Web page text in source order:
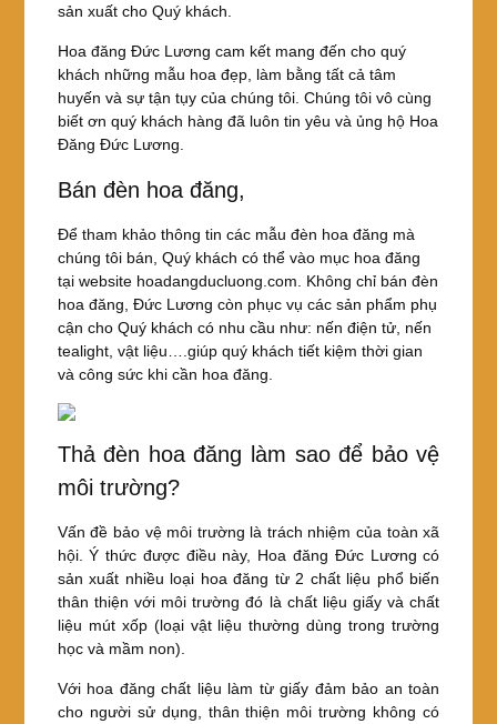
sản xuất cho Quý khách.
Hoa đăng Đức Lương cam kết mang đến cho quý
khách những mẫu hoa đẹp, làm bằng tất cả tâm
huyến và sự tận tụy của chúng tôi. Chúng tôi vô cùng
biết ơn quý khách hàng đã luôn tin yêu và ủng hộ Hoa
Đăng Đức Lương.
Bán đèn hoa đăng,
Để tham khảo thông tin các mẫu đèn hoa đăng mà
chúng tôi bán, Quý khách có thể vào mục hoa đăng
tại website hoadangducluong.com. Không chỉ bán đèn
hoa đăng, Đức Lương còn phục vụ các sản phẩm phụ
cận cho Quý khách có nhu cầu như: nến điện tử, nến
tealight, vật liệu….giúp quý khách tiết kiệm thời gian
và công sức khi cần hoa đăng.
Thả đèn hoa đăng làm sao để bảo vệ
môi trường?
Vấn đề bảo vệ môi trường là trách nhiệm của toàn xã
hội. Ý thức được điều này, Hoa đăng Đức Lương có
sản xuất nhiều loại hoa đăng từ 2 chất liệu phổ biến
thân thiện với môi trường đó là chất liệu giấy và chất
liệu mút xốp (loại vật liệu thường dùng trong trường
học và mầm non).
Với hoa đăng chất liệu làm từ giấy đảm bảo an toàn
cho người sử dụng, thân thiện môi trường không có